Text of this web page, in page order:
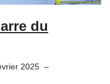
du
2025